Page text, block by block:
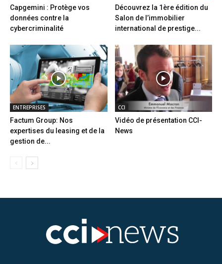
Capgemini : Protège vos
données contre la
cybercriminalité
Découvrez la 1ère édition du
Salon de l’immobilier
international de prestige...
ENTREPRISES
Factum Group: Nos
expertises du leasing et de la
gestion de...
CCI
Vidéo de présentation CCI-
News